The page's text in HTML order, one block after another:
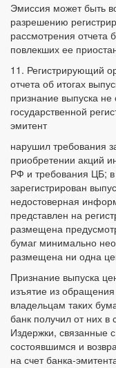
Эмиссия может быть
разрешению
рассмотрения отчета
повлекших ее
11. Регистрирующий
отчета об итогах
признание выпуска
государственной
эмитент
нарушил требования
приобретении акций
РФ и требования ЦБ;
зарегистрирован
недостоверная
представлен на
размещена
бумаг минимально
размещена ни одна
Признание выпуска
изъятие из
владельцам таких
банк получил от них в
Издержки, связанные
состоявшимся и
на счет банка-